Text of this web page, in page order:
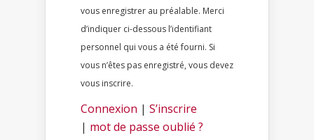
vous enregistrer au préalable. Merci
d’indiquer ci-dessous l’identifiant
personnel qui vous a été fourni. Si
vous n’êtes pas enregistré, vous devez
vous inscrire.
Connexion | S’inscrire
| mot de passe oublié ?